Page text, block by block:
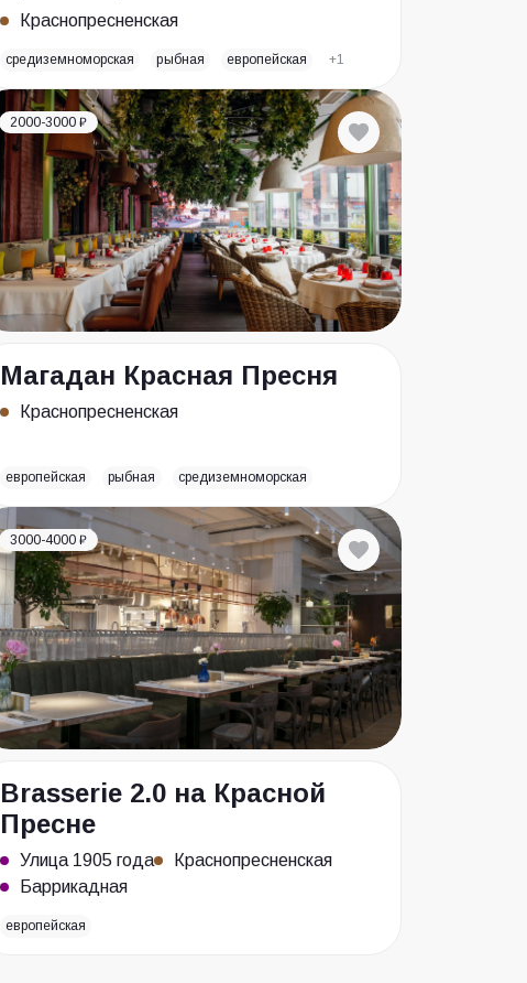
Краснопресненская
средиземноморская рыбная европейская +1
2000-3000 ₽
Магадан Красная Пресня
Краснопресненская
европейская рыбная средиземноморская
3000-4000 ₽
Brasserie 2.0 на Красной
Пресне
Улица 1905 года
Краснопресненская
Баррикадная
европейская